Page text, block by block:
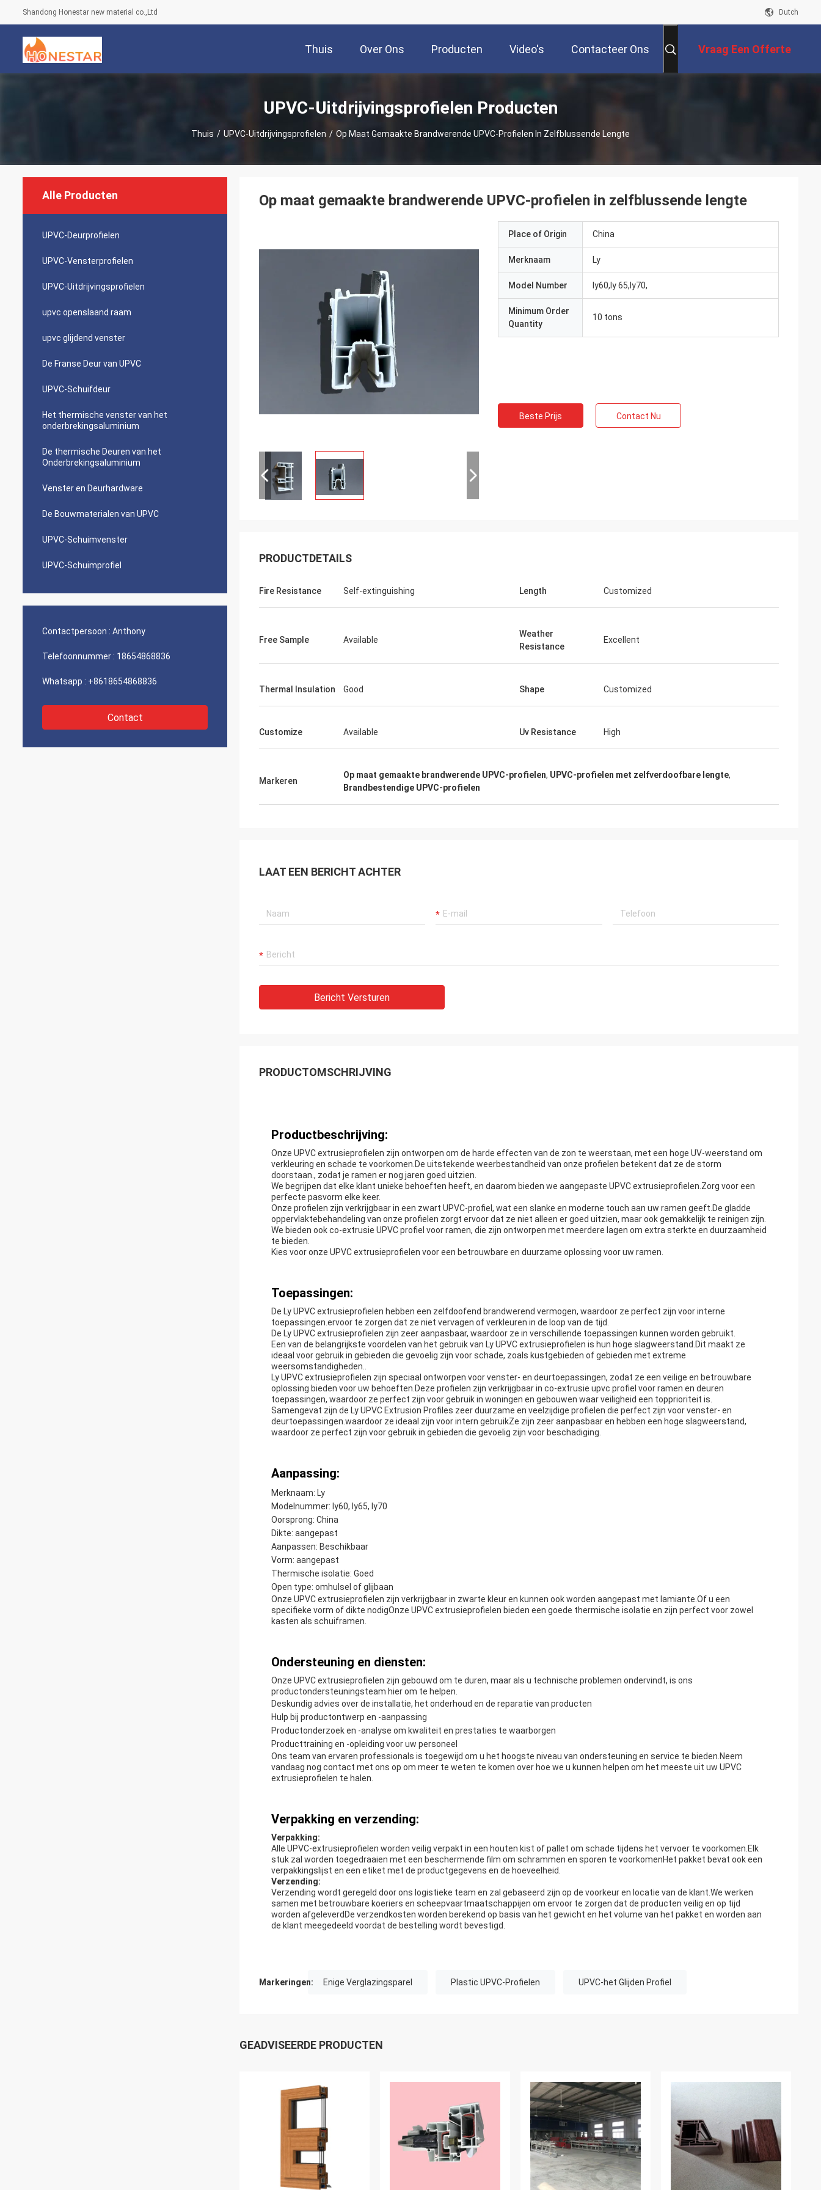
Shandong Honestar new material co.,Ltd Dutch
Thuis Over Ons Producten Video's Contacteer Ons Vraag Een Offerte
UPVC-Uitdrijvingsprofielen Producten
Thuis / UPVC-Uitdrijvingsprofielen / Op Maat Gemaakte Brandwerende UPVC-Profielen In Zelfblussende Lengte
Alle Producten
UPVC-Deurprofielen
UPVC-Vensterprofielen
UPVC-Uitdrijvingsprofielen
upvc openslaand raam
upvc glijdend venster
De Franse Deur van UPVC
UPVC-Schuifdeur
Het thermische venster van het
onderbrekingsaluminium
De thermische Deuren van het
Onderbrekingsaluminium
Venster en Deurhardware
De Bouwmaterialen van UPVC
UPVC-Schuimvenster
UPVC-Schuimprofiel
Contactpersoon : Anthony
Telefoonnummer : 18654868836
Whatsapp : +8618654868836
Contact
Op maat gemaakte brandwerende UPVC-profielen in zelfblussende lengte
Place of Origin China
Merknaam Ly
Model Number ly60,ly 65,ly70,
Minimum Order
Quantity
10 tons
Beste Prijs Contact Nu
PRODUCTDETAILS
Fire Resistance Self-extinguishing Length Customized
Free Sample Available
Weather
Resistance
Excellent
Thermal Insulation Good Shape Customized
Customize Available Uv Resistance High
Markeren
Op maat gemaakte brandwerende UPVC-profielen, UPVC-profielen met zelfverdoofbare lengte,
Brandbestendige UPVC-profielen
LAAT EEN BERICHT ACHTER
Bericht Versturen
PRODUCTOMSCHRIJVING
Productbeschrijving:
Onze UPVC extrusieprofielen zijn ontworpen om de harde effecten van de zon te weerstaan, met een hoge UV-weerstand om
verkleuring en schade te voorkomen.De uitstekende weerbestandheid van onze profielen betekent dat ze de storm
doorstaan., zodat je ramen er nog jaren goed uitzien.
We begrijpen dat elke klant unieke behoeften heeft, en daarom bieden we aangepaste UPVC extrusieprofielen.Zorg voor een
perfecte pasvorm elke keer.
Onze profielen zijn verkrijgbaar in een zwart UPVC-profiel, wat een slanke en moderne touch aan uw ramen geeft.De gladde
oppervlaktebehandeling van onze profielen zorgt ervoor dat ze niet alleen er goed uitzien, maar ook gemakkelijk te reinigen zijn.
We bieden ook co-extrusie UPVC profiel voor ramen, die zijn ontworpen met meerdere lagen om extra sterkte en duurzaamheid
te bieden.
Kies voor onze UPVC extrusieprofielen voor een betrouwbare en duurzame oplossing voor uw ramen.
Toepassingen:
De Ly UPVC extrusieprofielen hebben een zelfdoofend brandwerend vermogen, waardoor ze perfect zijn voor interne
toepassingen.ervoor te zorgen dat ze niet vervagen of verkleuren in de loop van de tijd.
De Ly UPVC extrusieprofielen zijn zeer aanpasbaar, waardoor ze in verschillende toepassingen kunnen worden gebruikt.
Een van de belangrijkste voordelen van het gebruik van Ly UPVC extrusieprofielen is hun hoge slagweerstand.Dit maakt ze
ideaal voor gebruik in gebieden die gevoelig zijn voor schade, zoals kustgebieden of gebieden met extreme
weersomstandigheden..
Ly UPVC extrusieprofielen zijn speciaal ontworpen voor venster- en deurtoepassingen, zodat ze een veilige en betrouwbare
oplossing bieden voor uw behoeften.Deze profielen zijn verkrijgbaar in co-extrusie upvc profiel voor ramen en deuren
toepassingen, waardoor ze perfect zijn voor gebruik in woningen en gebouwen waar veiligheid een topprioriteit is.
Samengevat zijn de Ly UPVC Extrusion Profiles zeer duurzame en veelzijdige profielen die perfect zijn voor venster- en
deurtoepassingen.waardoor ze ideaal zijn voor intern gebruikZe zijn zeer aanpasbaar en hebben een hoge slagweerstand,
waardoor ze perfect zijn voor gebruik in gebieden die gevoelig zijn voor beschadiging.
Aanpassing:
Merknaam: Ly
Modelnummer: ly60, ly65, ly70
Oorsprong: China
Dikte: aangepast
Aanpassen: Beschikbaar
Vorm: aangepast
Thermische isolatie: Goed
Open type: omhulsel of glijbaan
Onze UPVC extrusieprofielen zijn verkrijgbaar in zwarte kleur en kunnen ook worden aangepast met lamiante.Of u een
specifieke vorm of dikte nodigOnze UPVC extrusieprofielen bieden een goede thermische isolatie en zijn perfect voor zowel
kasten als schuiframen.
Ondersteuning en diensten:
Onze UPVC extrusieprofielen zijn gebouwd om te duren, maar als u technische problemen ondervindt, is ons
productondersteuningsteam hier om te helpen.
Deskundig advies over de installatie, het onderhoud en de reparatie van producten
Hulp bij productontwerp en -aanpassing
Productonderzoek en -analyse om kwaliteit en prestaties te waarborgen
Producttraining en -opleiding voor uw personeel
Ons team van ervaren professionals is toegewijd om u het hoogste niveau van ondersteuning en service te bieden.Neem
vandaag nog contact met ons op om meer te weten te komen over hoe we u kunnen helpen om het meeste uit uw UPVC
extrusieprofielen te halen.
Verpakking en verzending:
Verpakking:
Alle UPVC-extrusieprofielen worden veilig verpakt in een houten kist of pallet om schade tijdens het vervoer te voorkomen.Elk
stuk zal worden toegedraaien met een beschermende film om schrammen en sporen te voorkomenHet pakket bevat ook een
verpakkingslijst en een etiket met de productgegevens en de hoeveelheid.
Verzending:
Verzending wordt geregeld door ons logistieke team en zal gebaseerd zijn op de voorkeur en locatie van de klant.We werken
samen met betrouwbare koeriers en scheepvaartmaatschappijen om ervoor te zorgen dat de producten veilig en op tijd
worden afgeleverdDe verzendkosten worden berekend op basis van het gewicht en het volume van het pakket en worden aan
de klant meegedeeld voordat de bestelling wordt bevestigd.
Markeringen: Enige Verglazingsparel Plastic UPVC-Profielen UPVC-het Glijden Profiel
GEADVISEERDE PRODUCTEN